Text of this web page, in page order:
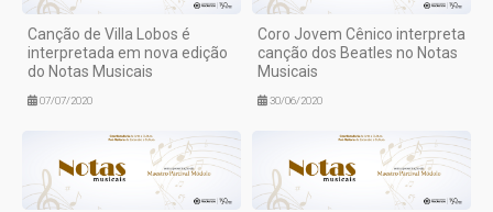
Canção de Villa Lobos é
interpretada em nova edição
do Notas Musicais
07/07/2020
Coro Jovem Cênico interpreta
canção dos Beatles no Notas
Musicais
30/06/2020